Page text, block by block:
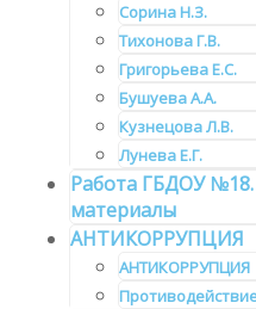
Сорина Н.З.
Тихонова Г.В.
Григорьева Е.С.
Бушуева А.А.
Кузнецова Л.В.
Лунева Е.Г.
Работа ГБДОУ
материалы
АНТИКОРРУПЦИЯ
АНТИКОРРУПЦИЯ